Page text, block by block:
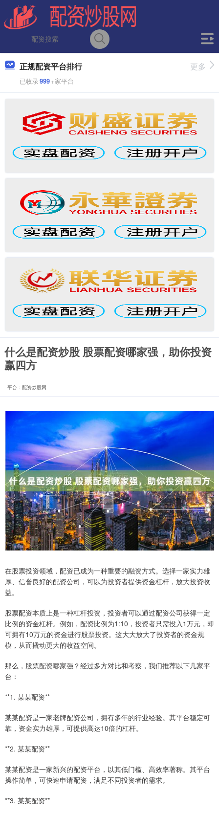
正规配资平台排行
已收录999+家平台
更多
什么是配资炒股 股票配资哪家强，助你投资
赢四方
平台：配资炒股网
在股票投资领域，配资已成为一种重要的融资方式。选择一家实力雄
厚、信誉良好的配资公司，可以为投资者提供资金杠杆，放大投资收
益。
股票配资本质上是一种杠杆投资，投资者可以通过配资公司获得一定
比例的资金杠杆。例如，配资比例为1:10，投资者只需投入1万元，即
可拥有10万元的资金进行股票投资。这大大放大了投资者的资金规
模，从而撬动更大的收益空间。
那么，股票配资哪家强？经过多方对比和考察，我们推荐以下几家平
台：
**1. 某某配资**
某某配资是一家老牌配资公司，拥有多年的行业经验。其平台稳定可
靠，资金实力雄厚，可提供高达10倍的杠杆。
**2. 某某配资**
某某配资是一家新兴的配资平台，以其低门槛、高效率著称。其平台
操作简单，可快速申请配资，满足不同投资者的需求。
**3. 某某配资**